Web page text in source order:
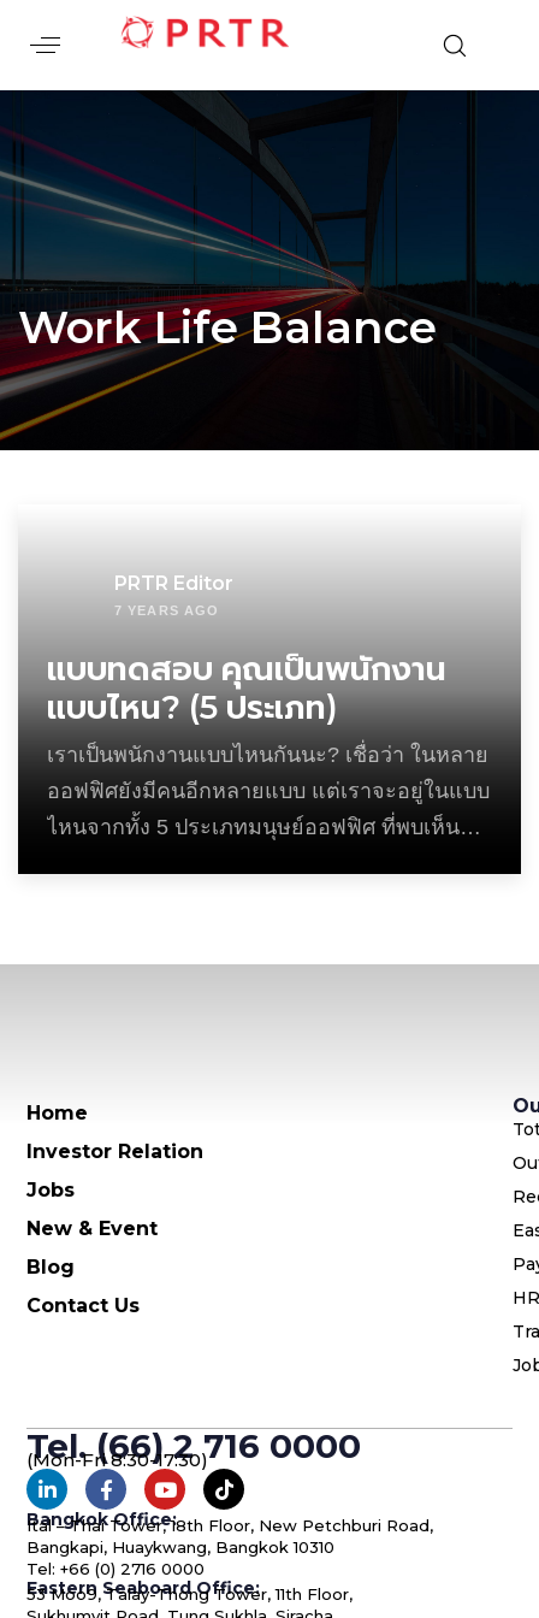
Work Life Balance
PRTR Editor
7 YEARS AGO
แบบทดสอบ คุณเป็นพนักงาน
แบบไหน? (5 ประเภท)
เราเป็นพนักงานแบบไหนกันนะ? เชื่อว่า ในหลาย
ออฟฟิศยังมีคนอีกหลายแบบ แต่เราจะอยู่ในแบบ
ไหนจากทั้ง 5 ประเภทมนุษย์ออฟฟิศ ที่พบเห็นกัน
Home
Investor Relation
Jobs
New & Event
Blog
Contact Us
Tel. (66) 2 716 0000
(Mon-Fri 8:30-17:30)
Bangkok Office:
Ital – Thai Tower, 18th Floor, New Petchburi Road,
Bangkapi, Huaykwang, Bangkok 10310
Tel: +66 (0) 2716 0000
Eastern Seaboard Office:
53 Moo9, Talay-Thong Tower, 11th Floor,